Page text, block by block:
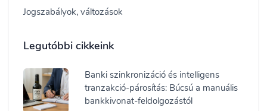
Jogszabályok, változások
Legutóbbi cikkeink
Banki szinkronizáció és intelligens
tranzakció-párosítás: Búcsú a manuális
bankkivonat-feldolgozástól